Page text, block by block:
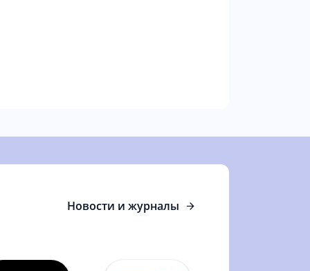
Новости и журналы